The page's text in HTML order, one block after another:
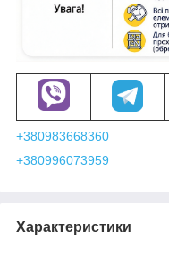
+380983668360
+380996073959
Характеристики